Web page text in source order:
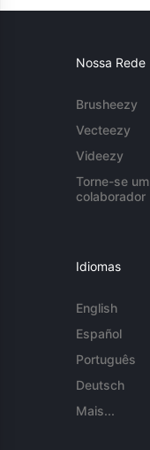
Nossa Rede
Brusheezy
Vecteezy
Videezy
Torne-se um
colaborador
Idiomas
English
Español
Português
Deutsch
Mais...